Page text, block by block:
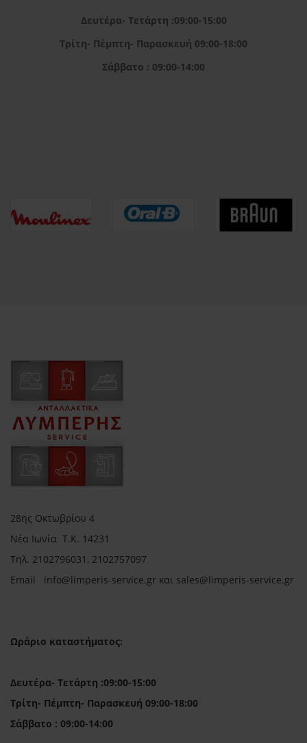
Δευτέρα- Τετάρτη :09:00-15:00
Τρίτη- Πέμπτη- Παρασκευή 09:00-18:00
Σάββατο : 09:00-14:00
28ης Οκτωβρίου 4
Νέα Ιωνία Τ.Κ. 14231
Τηλ. 2102796031, 2102757097
Email info@limperis-service.gr και sales@limperis-service.gr
Ωράριο καταστήματος:
Δευτέρα- Τετάρτη :09:00-15:00
Τρίτη- Πέμπτη- Παρασκευή 09:00-18:00
Σάββατο : 09:00-14:00